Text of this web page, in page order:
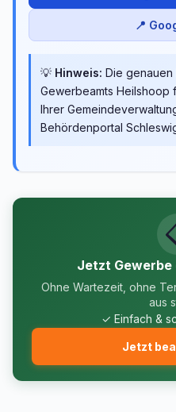
📍
💡 Hinweis: Die genauen
Gewerbeamts Heilshoop
Ihrer
Behördenportal
Jetzt Gewerbe
Ohne Wartezeit, ohne
aus
✓ Einfach &
Jetzt